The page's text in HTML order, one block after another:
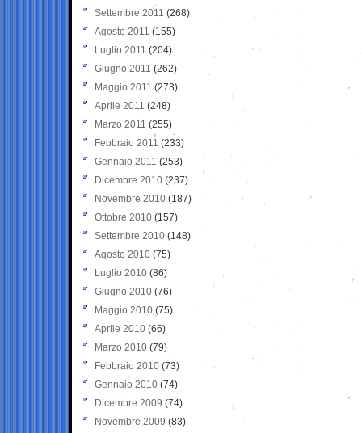
Settembre 2011 (268)
Agosto 2011 (155)
Luglio 2011 (204)
Giugno 2011 (262)
Maggio 2011 (273)
Aprile 2011 (248)
Marzo 2011 (255)
Febbraio 2011 (233)
Gennaio 2011 (253)
Dicembre 2010 (237)
Novembre 2010 (187)
Ottobre 2010 (157)
Settembre 2010 (148)
Agosto 2010 (75)
Luglio 2010 (86)
Giugno 2010 (76)
Maggio 2010 (75)
Aprile 2010 (66)
Marzo 2010 (79)
Febbraio 2010 (73)
Gennaio 2010 (74)
Dicembre 2009 (74)
Novembre 2009 (83)